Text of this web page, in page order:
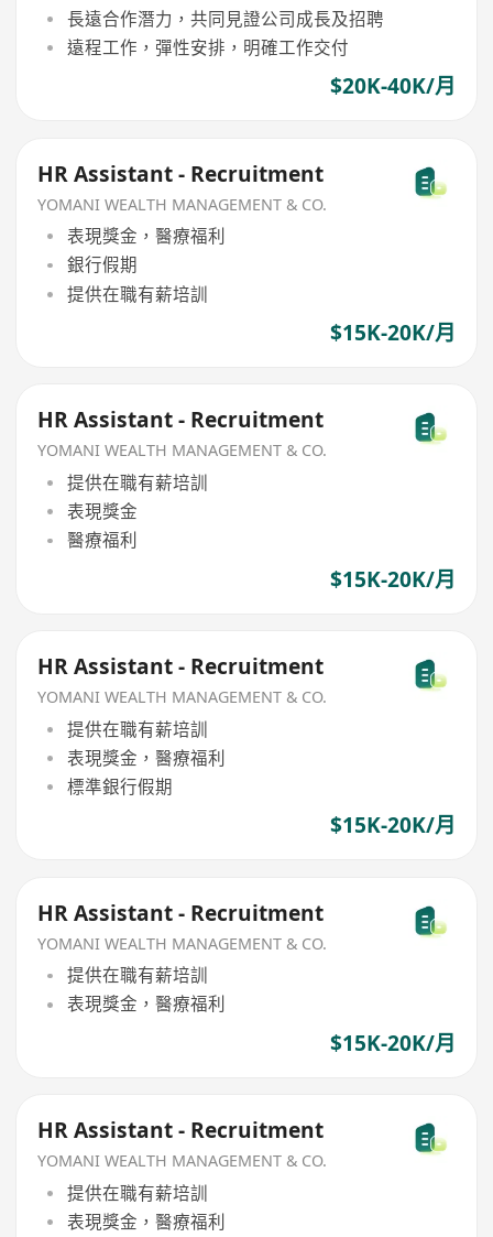
長遠合作潛力，共同見證公司成長及招聘
遠程工作，彈性安排，明確工作交付
$20K-40K/月
HR Assistant - Recruitment
YOMANI WEALTH MANAGEMENT & CO.
表現獎金，醫療福利
銀行假期
提供在職有薪培訓
$15K-20K/月
HR Assistant - Recruitment
YOMANI WEALTH MANAGEMENT & CO.
提供在職有薪培訓
表現獎金
醫療福利
$15K-20K/月
HR Assistant - Recruitment
YOMANI WEALTH MANAGEMENT & CO.
提供在職有薪培訓
表現獎金，醫療福利
標準銀行假期
$15K-20K/月
HR Assistant - Recruitment
YOMANI WEALTH MANAGEMENT & CO.
提供在職有薪培訓
表現獎金，醫療福利
$15K-20K/月
HR Assistant - Recruitment
YOMANI WEALTH MANAGEMENT & CO.
提供在職有薪培訓
表現獎金，醫療福利